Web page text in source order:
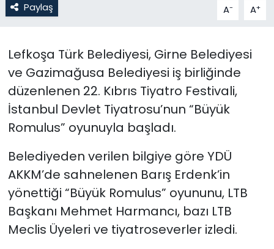
Paylaş A- A+
Lefkoşa Türk Belediyesi, Girne Belediyesi
ve Gazimağusa Belediyesi iş birliğinde
düzenlenen 22. Kıbrıs Tiyatro Festivali,
İstanbul Devlet Tiyatrosu’nun “Büyük
Romulus” oyunuyla başladı.
Belediyeden verilen bilgiye göre YDÜ
AKKM’de sahnelenen Barış Erdenk’in
yönettiği “Büyük Romulus” oyununu, LTB
Başkanı Mehmet Harmancı, bazı LTB
Meclis Üyeleri ve tiyatroseverler izledi.
Politika
SAĞLIK
Spor
Teknoloji
TÜRKiYE
Video Galeri
YAŞAM
Yazarlar